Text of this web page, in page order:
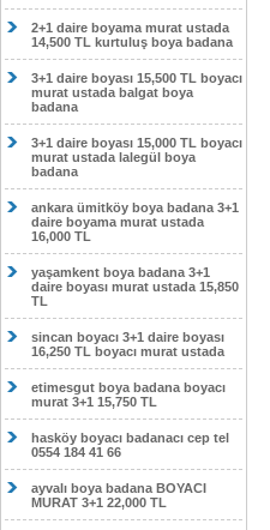
2+1 daire boyama murat ustada
14,500 TL kurtuluş boya badana
3+1 daire boyası 15,500 TL boyacı
murat ustada balgat boya
badana
3+1 daire boyası 15,000 TL boyacı
murat ustada lalegül boya
badana
ankara ümitköy boya badana 3+1
daire boyama murat ustada
16,000 TL
yaşamkent boya badana 3+1
daire boyası murat ustada 15,850
TL
sincan boyacı 3+1 daire boyası
16,250 TL boyacı murat ustada
etimesgut boya badana boyacı
murat 3+1 15,750 TL
hasköy boyacı badanacı cep tel
0554 184 41 66
ayvalı boya badana BOYACI
MURAT 3+1 22,000 TL